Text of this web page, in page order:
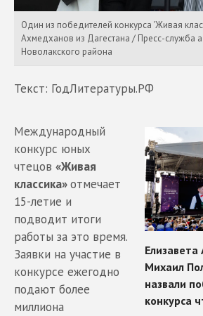
Один из победителей конкурса 'Живая
Ахмедханов из Дагестана / Пресс-служба
Новолакского района
Текст: ГодЛитературы.РФ
Международный
конкурс юных
чтецов «Живая
классика»отмечает
15-летие и
подводит итоги
работы за это время.
Заявки на участие в
конкурсе ежегодно
подают более
миллиона